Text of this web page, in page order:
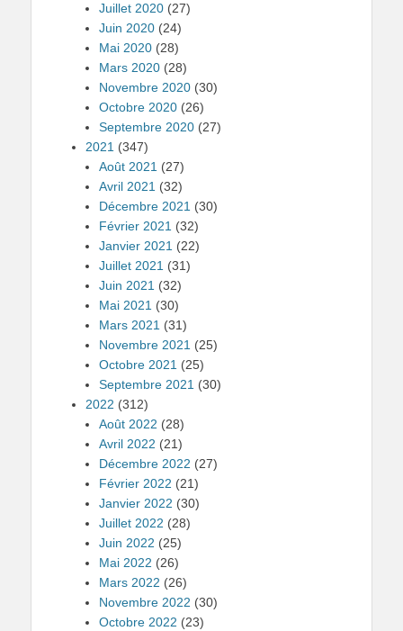
Juillet 2020 (27)
Juin 2020 (24)
Mai 2020 (28)
Mars 2020 (28)
Novembre 2020 (30)
Octobre 2020 (26)
Septembre 2020 (27)
2021 (347)
Août 2021 (27)
Avril 2021 (32)
Décembre 2021 (30)
Février 2021 (32)
Janvier 2021 (22)
Juillet 2021 (31)
Juin 2021 (32)
Mai 2021 (30)
Mars 2021 (31)
Novembre 2021 (25)
Octobre 2021 (25)
Septembre 2021 (30)
2022 (312)
Août 2022 (28)
Avril 2022 (21)
Décembre 2022 (27)
Février 2022 (21)
Janvier 2022 (30)
Juillet 2022 (28)
Juin 2022 (25)
Mai 2022 (26)
Mars 2022 (26)
Novembre 2022 (30)
Octobre 2022 (23)